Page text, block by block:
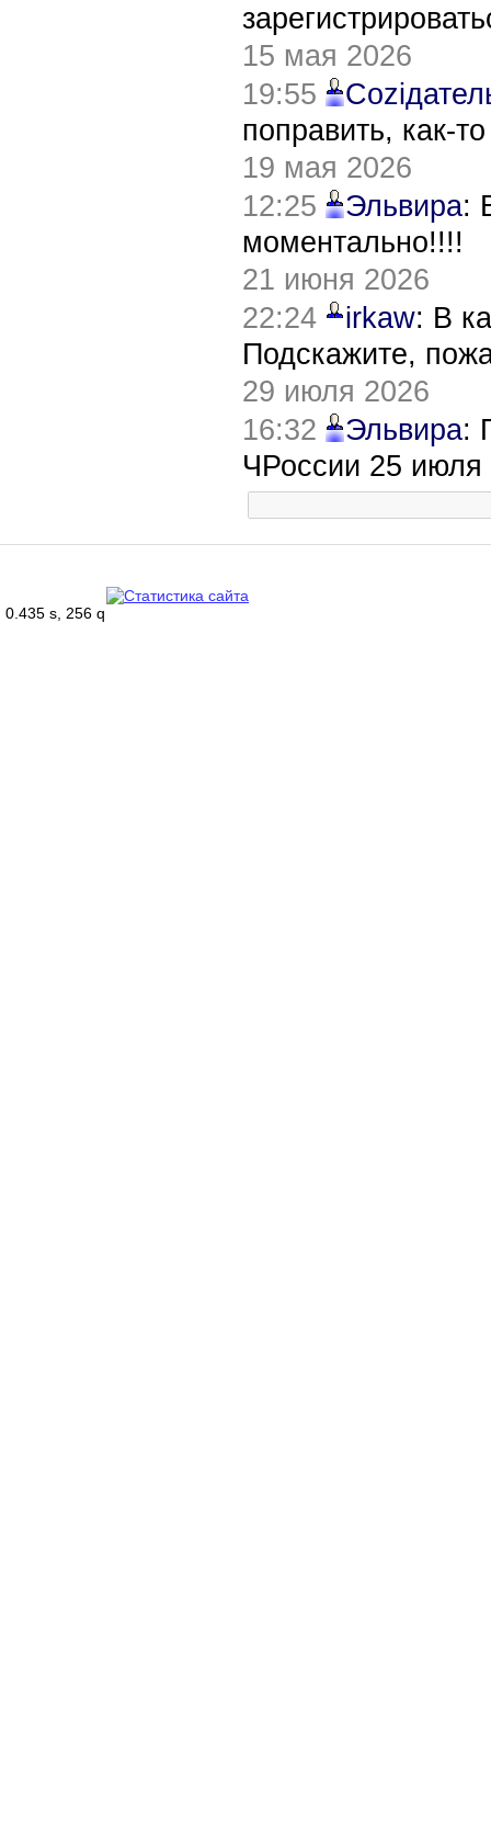
15 мая 2026
19:55
поправить, как-
19 мая 2026
12:25
Эльвира:
моментально!!!!
21 июня 2026
22:24
irkaw: В
Подскажите,
29 июля 2026
16:32
Эльвира:
ЧРоссии 25 июля
0.435 s, 256 q